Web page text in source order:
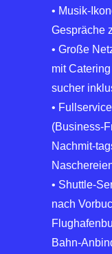
• Musik-
Gespräche
• Große
mit
sucher
•
(Business-
Nachmit-
• Shuttle-
nach
Bahn-